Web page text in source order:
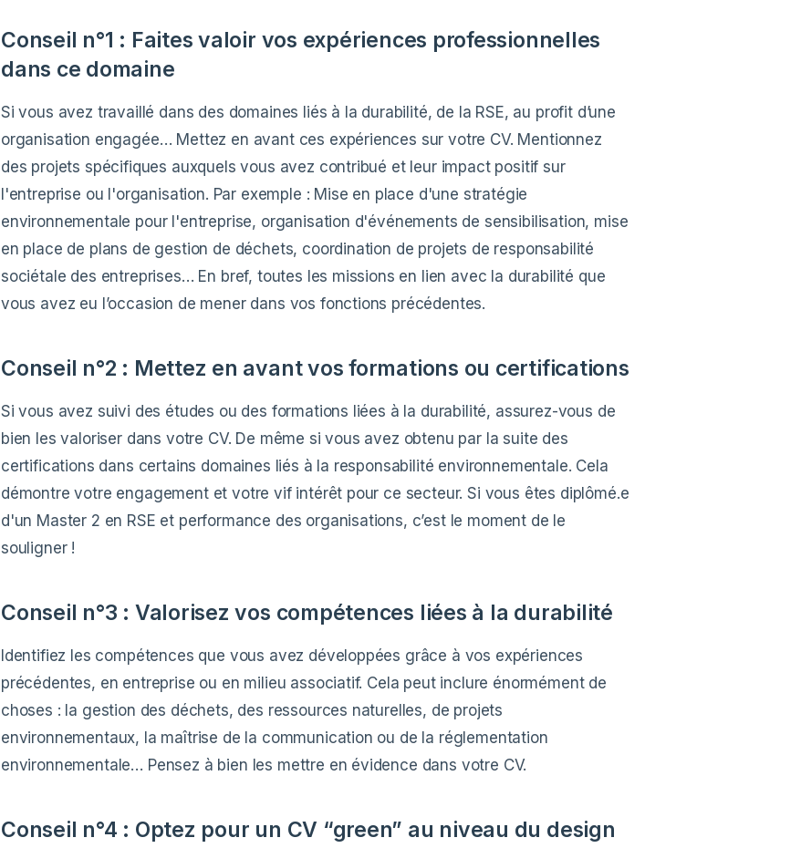
Conseil n°1 : Faites valoir vos expériences professionnelles
dans ce domaine
Si vous avez travaillé dans des domaines liés à la durabilité, de la RSE, au profit d’une
organisation engagée… Mettez en avant ces expériences sur votre CV. Mentionnez
des projets spécifiques auxquels vous avez contribué et leur impact positif sur
l'entreprise ou l'organisation. Par exemple : Mise en place d'une stratégie
environnementale pour l'entreprise, organisation d'événements de sensibilisation, mise
en place de plans de gestion de déchets, coordination de projets de responsabilité
sociétale des entreprises… En bref, toutes les missions en lien avec la durabilité que
vous avez eu l’occasion de mener dans vos fonctions précédentes.
Conseil n°2 : Mettez en avant vos formations ou certifications
Si vous avez suivi des études ou des formations liées à la durabilité, assurez-vous de
bien les valoriser dans votre CV. De même si vous avez obtenu par la suite des
certifications dans certains domaines liés à la responsabilité environnementale. Cela
démontre votre engagement et votre vif intérêt pour ce secteur. Si vous êtes diplômé.e
d'un Master 2 en RSE et performance des organisations, c’est le moment de le
souligner !
Conseil n°3 : Valorisez vos compétences liées à la durabilité
Identifiez les compétences que vous avez développées grâce à vos expériences
précédentes, en entreprise ou en milieu associatif. Cela peut inclure énormément de
choses : la gestion des déchets, des ressources naturelles, de projets
environnementaux, la maîtrise de la communication ou de la réglementation
environnementale… Pensez à bien les mettre en évidence dans votre CV.
Conseil n°4 : Optez pour un CV “green” au niveau du design